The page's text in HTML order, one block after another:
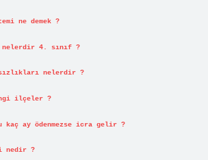
ne demek ?
nelerdir 4. sınıf ?
nelerdir ?
ilçeler ?
kaç ay ödenmezse icra gelir ?
nedir ?